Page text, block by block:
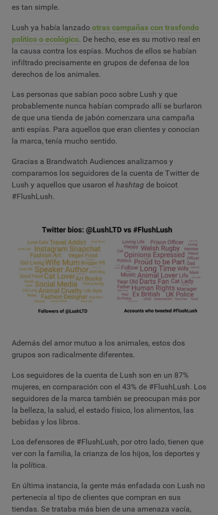
es tan simple.
Lush ya había lanzado otras campañas con trasfondo
político o ecológico. De hecho, ese es su motivo real en
la causa contra los espías. Muchos de ellos se habían
infiltrado precisamente en grupos de defensa de los
derechos de los animales.
Las personas que sabían poco sobre Lush y que
probablemente nunca habían comprado allí se burlaron
de que una tienda de jabón comenzara una campaña
anti espías. Para aquellos que eran clientes y conocían
la marca, tenía mucho sentido.
Gracias a Brandwatch Audiences analizamos y
comparamos los seguidores de la cuenta de Twitter de
Lush y aquellos que usaron el hashtag de boicot
#FlushLush.
Además del amor mutuo a los animales, estos dos
grupos son radicalmente diferentes.
Los seguidores de la cuenta de Lush son en un 87%
mujeres, en comparación con el 43% de #FlushLush. Los
seguidores de la marca también se preocupan más por
la belleza, la salud, el estado físico, los alimentos, las
bebidas y los libros.
Los defensores de #FlushLush, por otro lado, tienen que
ver con la familia, la crianza de los hijos, los deportes y
la política.
En última instancia, la gente más enfadada con Lush no
pertenecía al tipo de clientes que compran en sus
tiendas. Se trataba más bien de una amenaza vacía,